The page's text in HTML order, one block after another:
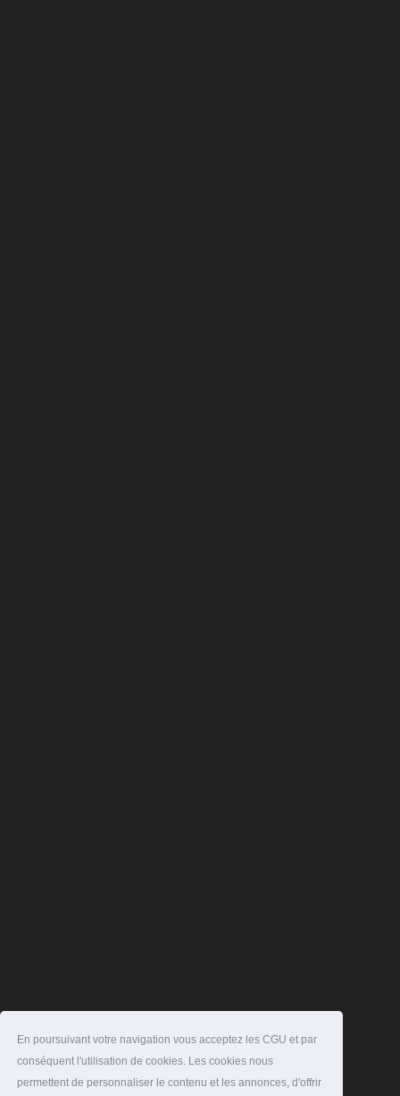
En poursuivant votre navigation vous acceptez les CGU et par
conséquent l'utilisation de cookies. Les cookies nous
permettent de personnaliser le contenu et les annonces, d'offrir